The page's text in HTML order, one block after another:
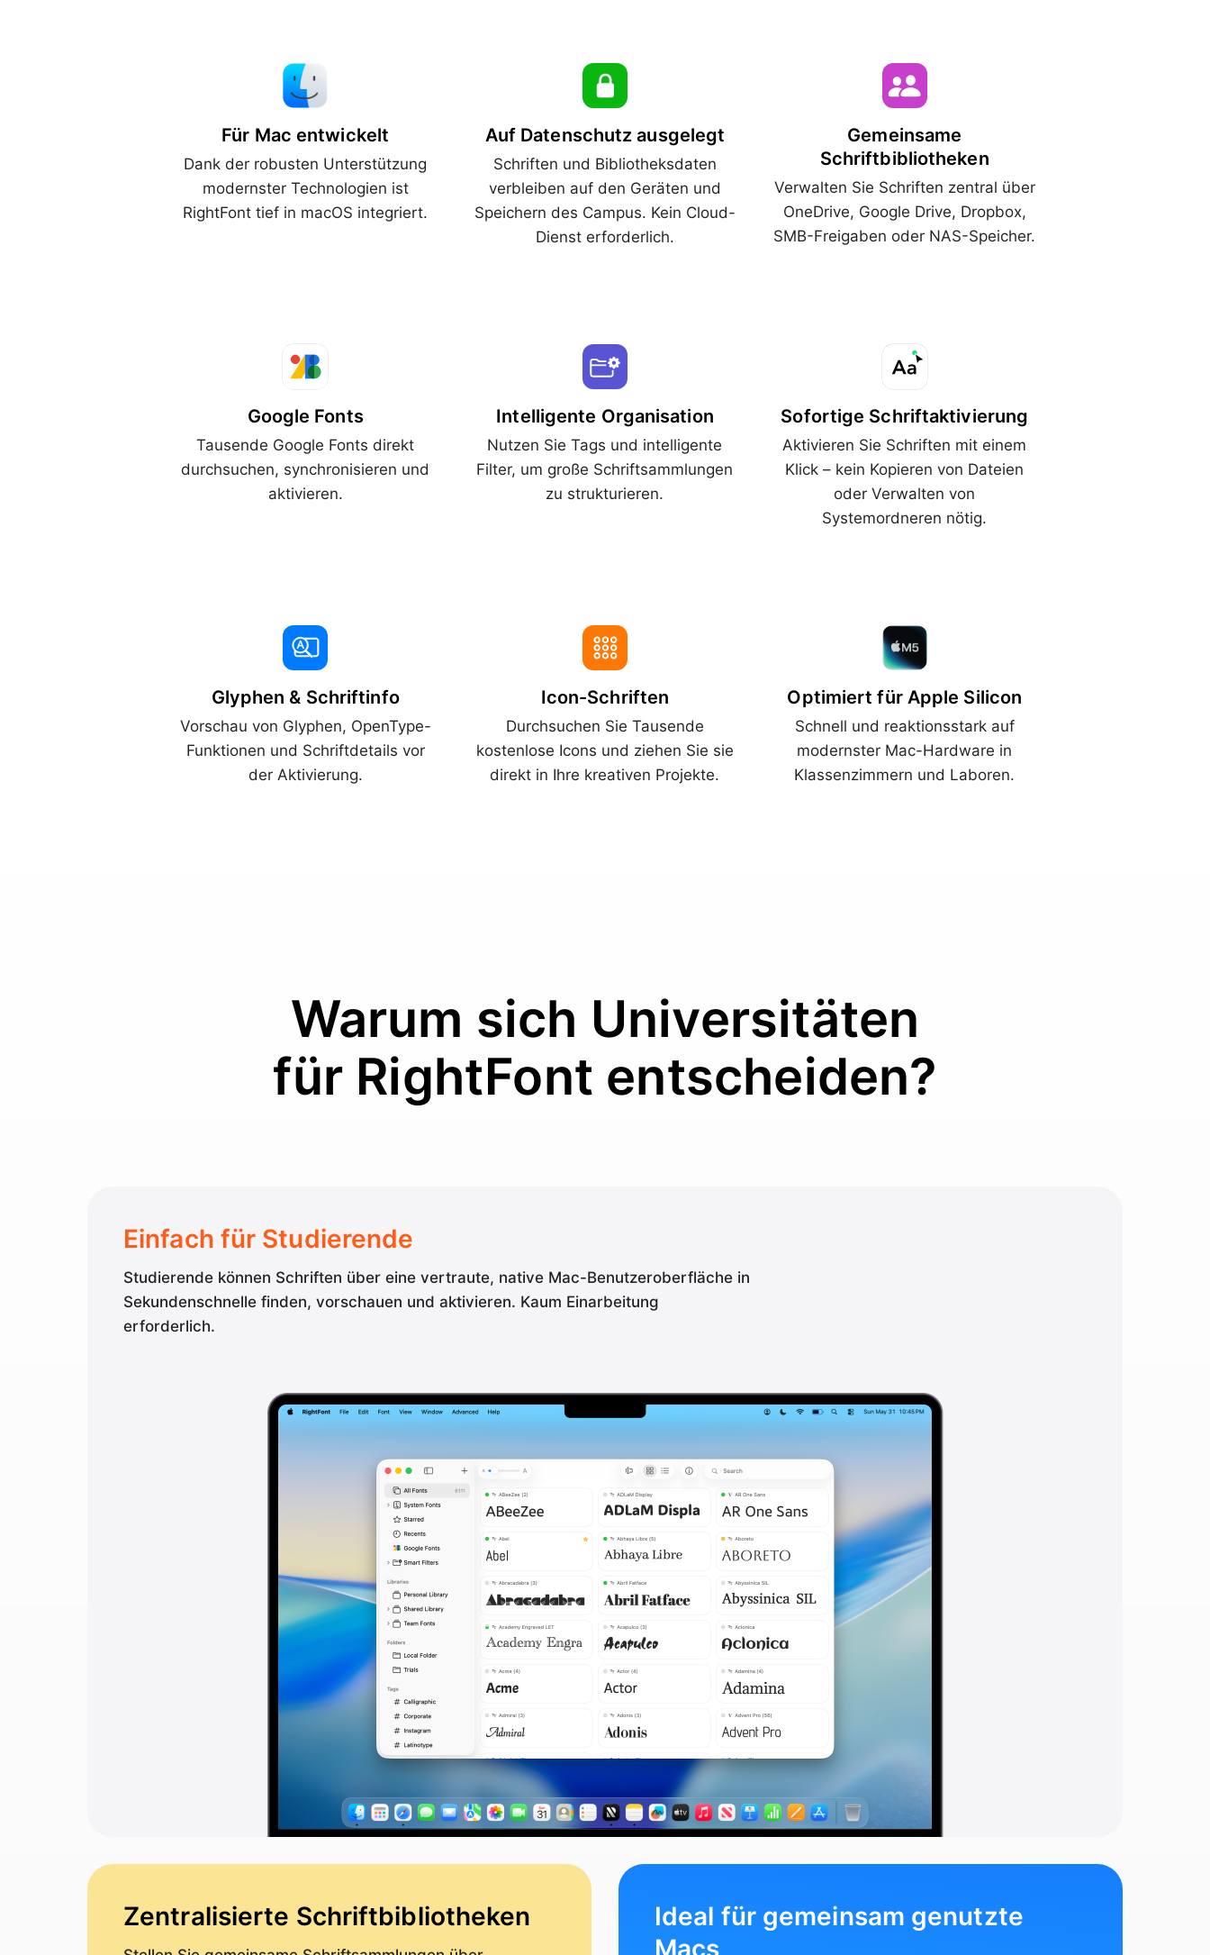
Für Mac entwickelt
Dank der robusten Unterstützung
modernster Technologien ist
RightFont tief in macOS integriert.
Auf Datenschutz ausgelegt
Schriften und Bibliotheksdaten
verbleiben auf den Geräten und
Speichern des Campus. Kein Cloud-
Dienst erforderlich.
Gemeinsame
Schriftbibliotheken
Verwalten Sie Schriften zentral über
OneDrive, Google Drive, Dropbox,
SMB-Freigaben oder NAS-Speicher.
Google Fonts
Tausende Google Fonts direkt
durchsuchen, synchronisieren und
aktivieren.
Intelligente Organisation
Nutzen Sie Tags und intelligente
Filter, um große Schriftsammlungen
zu strukturieren.
Sofortige Schriftaktivierung
Aktivieren Sie Schriften mit einem
Klick – kein Kopieren von Dateien
oder Verwalten von
Systemordneren nötig.
Glyphen & Schriftinfo
Vorschau von Glyphen, OpenType-
Funktionen und Schriftdetails vor
der Aktivierung.
Icon-Schriften
Durchsuchen Sie Tausende
kostenlose Icons und ziehen Sie sie
direkt in Ihre kreativen Projekte.
Optimiert für Apple Silicon
Schnell und reaktionsstark auf
modernster Mac-Hardware in
Klassenzimmern und Laboren.
Warum sich Universitäten
für RightFont entscheiden?
Einfach für Studierende
Studierende können Schriften über eine vertraute, native Mac-Benutzeroberfläche in
Sekundenschnelle finden, vorschauen und aktivieren. Kaum Einarbeitung
erforderlich.
Zentralisierte Schriftbibliotheken
Ideal für gemeinsam genutzte